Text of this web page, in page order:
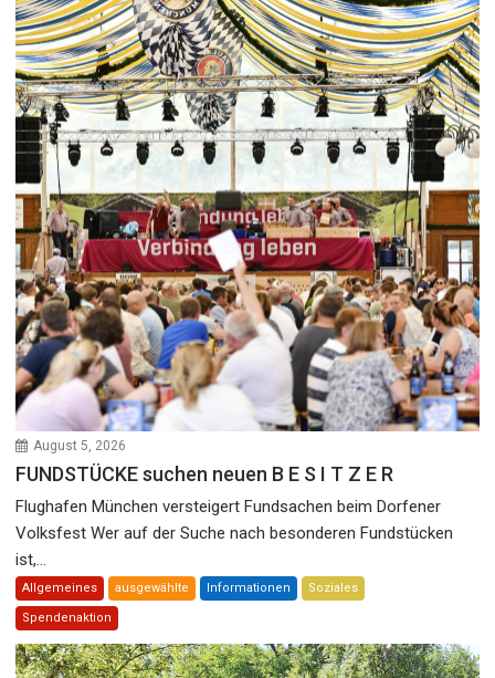
August 5, 2026
FUNDSTÜCKE suchen neuen B E S I T Z E R
Flughafen München versteigert Fundsachen beim Dorfener
Volksfest Wer auf der Suche nach besonderen Fundstücken
ist,...
Allgemeines ausgewählte Informationen Soziales
Spendenaktion